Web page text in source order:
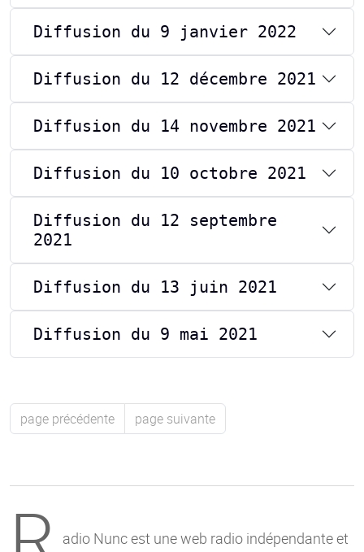
Diffusion du 9 janvier 2022
Diffusion du 12 décembre 2021
Diffusion du 14 novembre 2021
Diffusion du 10 octobre 2021
Diffusion du 12 septembre
2021
Diffusion du 13 juin 2021
Diffusion du 9 mai 2021
page précédente page suivante
adio Nunc est une web radio indépendante et